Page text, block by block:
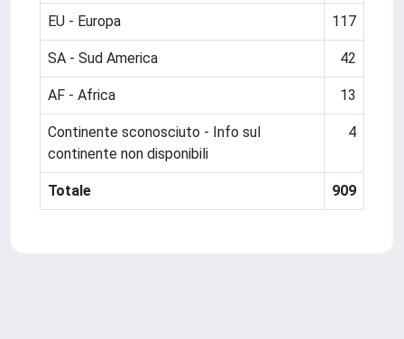
EU - Europa 117
SA - Sud America 42
AF - Africa 13
Continente sconosciuto - Info sul
continente non disponibili
4
Totale 909